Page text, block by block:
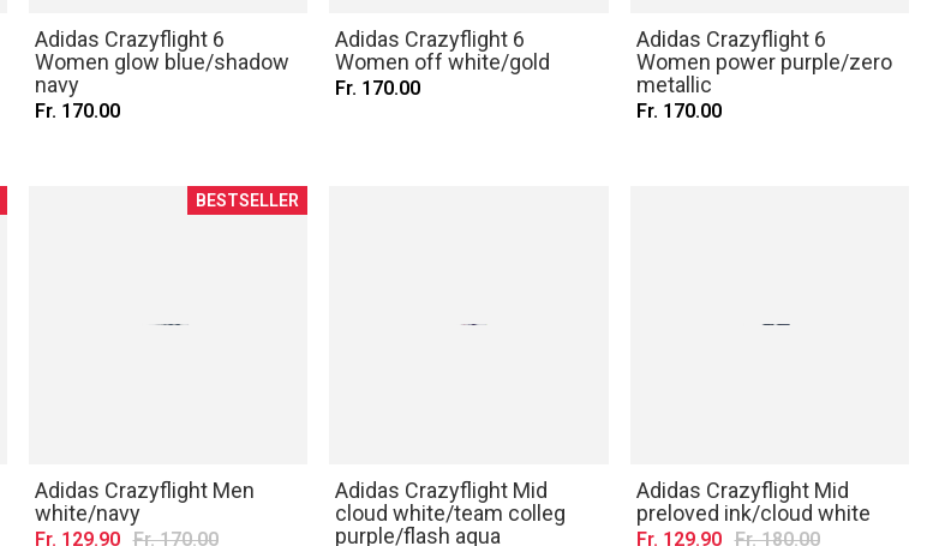
Adidas Crazyflight 6
Women glow blue/shadow
navy
Fr. 170.00
Adidas Crazyflight 6
Women off white/gold
Fr. 170.00
Adidas Crazyflight 6
Women power purple/zero
metallic
Fr. 170.00
BESTSELLER
Adidas Crazyflight Men
white/navy
Fr. 129.90 Fr. 170.00
Adidas Crazyflight Mid
cloud white/team colleg
purple/flash aqua
Adidas Crazyflight Mid
preloved ink/cloud white
Fr. 129.90 Fr. 180.00